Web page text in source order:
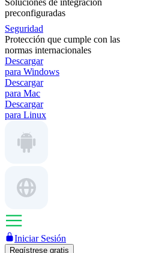
Soluciones de integración
preconfiguradas
Seguridad
Protección que cumple con las
normas internacionales
Descargar
para Windows
Descargar
para Mac
Descargar
para Linux
Iniciar Sesión
Regístrese gratis